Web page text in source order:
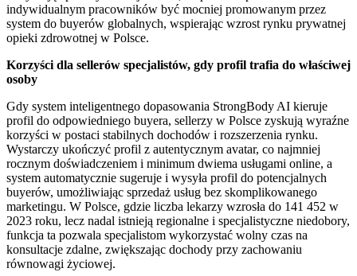
indywidualnym pracowników być mocniej promowanym przez
system do buyerów globalnych, wspierając wzrost rynku prywatnej
opieki zdrowotnej w Polsce.
Korzyści dla sellerów specjalistów, gdy profil trafia do właściwej
osoby
Gdy system inteligentnego dopasowania StrongBody AI kieruje
profil do odpowiedniego buyera, sellerzy w Polsce zyskują wyraźne
korzyści w postaci stabilnych dochodów i rozszerzenia rynku.
Wystarczy ukończyć profil z autentycznym avatar, co najmniej
rocznym doświadczeniem i minimum dwiema usługami online, a
system automatycznie sugeruje i wysyła profil do potencjalnych
buyerów, umożliwiając sprzedaż usług bez skomplikowanego
marketingu. W Polsce, gdzie liczba lekarzy wzrosła do 141 452 w
2023 roku, lecz nadal istnieją regionalne i specjalistyczne niedobory,
funkcja ta pozwala specjalistom wykorzystać wolny czas na
konsultacje zdalne, zwiększając dochody przy zachowaniu
równowagi życiowej.